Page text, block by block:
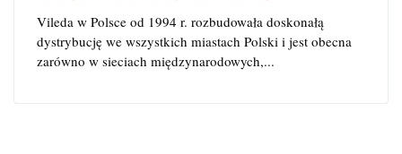
Vileda w Polsce od 1994 r. rozbudowała doskonałą
dystrybucję we wszystkich miastach Polski i jest obecna
zarówno w sieciach międzynarodowych,...